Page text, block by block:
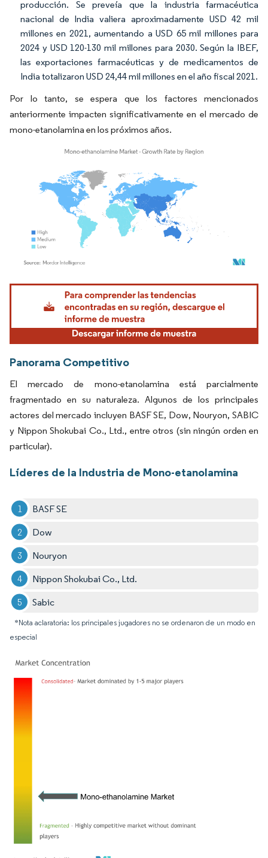
producción. Se preveía que la industria farmacéutica
nacional de India valiera aproximadamente USD 42 mil
millones en 2021, aumentando a USD 65 mil millones para
2024 y USD 120-130 mil millones para 2030. Según la IBEF,
las exportaciones farmacéuticas y de medicamentos de
India totalizaron USD 24,44 mil millones en el año fiscal 2021.
Por lo tanto, se espera que los factores mencionados
anteriormente impacten significativamente en el mercado de
mono-etanolamina en los próximos años.
Imagen © Mordor Intelligence. El uso requiere atribución según CC BY 4.0.
Panorama Competitivo
El mercado de mono-etanolamina está parcialmente
fragmentado en su naturaleza. Algunos de los principales
actores del mercado incluyen BASF SE, Dow, Nouryon, SABIC
y Nippon Shokubai Co., Ltd., entre otros (sin ningún orden en
particular).
Líderes de la Industria de Mono-etanolamina
BASF SE
Dow
Nouryon
Nippon Shokubai Co., Ltd.
Sabic
*Nota aclaratoria: los principales jugadores no se ordenaron de un modo en
especial